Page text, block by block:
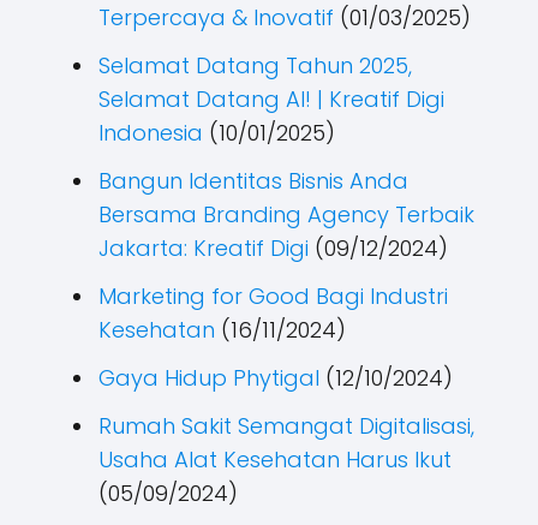
Terpercaya & Inovatif (01/03/2025)
Selamat Datang Tahun 2025,
Selamat Datang AI! | Kreatif Digi
Indonesia (10/01/2025)
Bangun Identitas Bisnis Anda
Bersama Branding Agency Terbaik
Jakarta: Kreatif Digi (09/12/2024)
Marketing for Good Bagi Industri
Kesehatan (16/11/2024)
Gaya Hidup Phytigal (12/10/2024)
Rumah Sakit Semangat Digitalisasi,
Usaha Alat Kesehatan Harus Ikut
(05/09/2024)